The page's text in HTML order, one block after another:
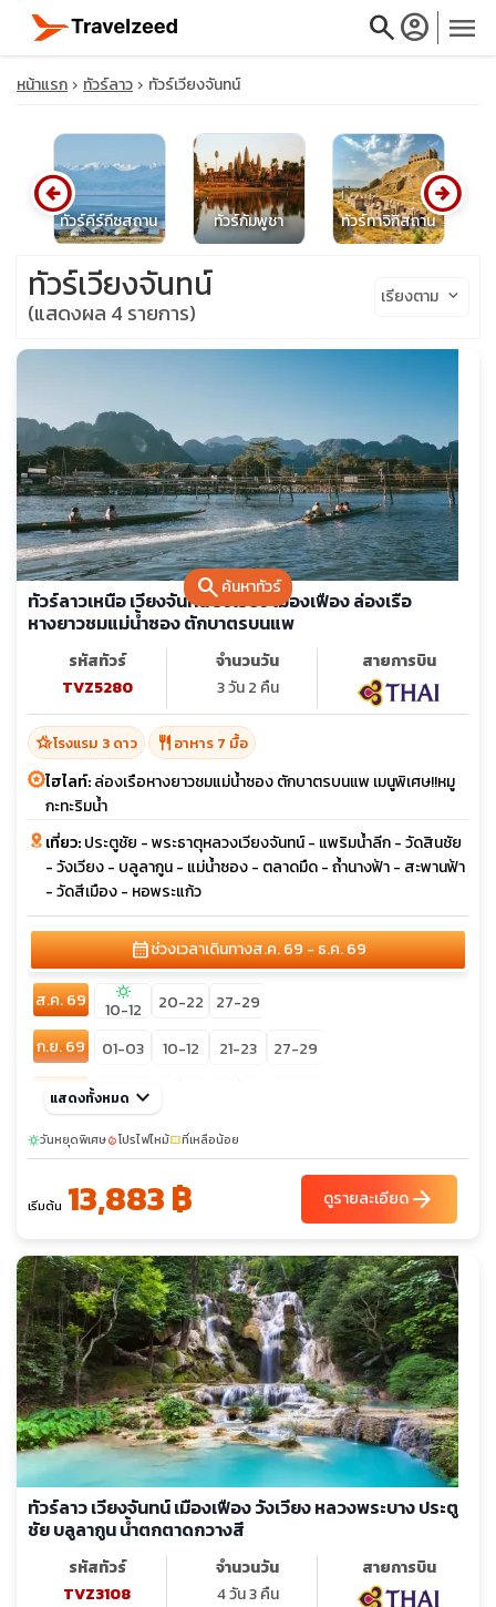
searchaccount_circle menu
close
travel_explore
calendar_month
หน้าแรก ทัวร์ลาว ทัวร์เวียงจันทน์
ทัวร์คีร์กีซสถาน ทัวร์กัมพูชา ทัวร์ทาจิกิสถาน
arrow_circle_left arrow_circle_right
searchค้นหาทัวร์
ทัวร์เวียงจันทน์
(แสดงผล 4 รายการ)
เรียงตาม keyboard_arrow_down
ทัวร์ลาวเหนือ เวียงจันทน์ วังเวียง เมืองเฟือง ล่องเรือ
หางยาวชมแม่น้ำซอง ตักบาตรบนแพ
รหัสทัวร์
TVZ5280
จำนวนวัน
3 วัน 2 คืน
สายการบิน
hotel_classโรงแรม 3 ดาว restaurant อาหาร 7 มื้อ
ไฮไลท์:ล่องเรือหางยาวชมแม่น้ำซอง ตักบาตรบนแพ เมนูพิเศษ!!หมู
กะทะริมน้ำ
เที่ยว:ประตูชัย - พระธาตุหลวงเวียงจันทน์ - แพริมน้ำลีก - วัดสินชัย
- วังเวียง - บลูลากูน - แม่น้ำซอง - ตลาดมืด - ถ้ำนางฟ้า - สะพานฟ้า
- วัดสีเมือง - หอพระแก้ว
calendar_monthช่วงเวลาเดินทางส.ค. 69 - ธ.ค. 69
ส.ค. 69 sunny
10-12 20-22
27-29
ก.ย. 69
01-03 10-12 21-23
27-29
ต.ค. 69 04-06 sunny sunny
พ.ย. 69 04-06 15-17
25-27
ธ.ค. 69
03-05 09-11
sunny
แสดงทั้งหมด keyboard_arrow_down
sunnyวันหยุดพิเศษlocal_fire_departmentโปรไฟไหม้confirmation_numberที่เหลือน้อย
เริ่มต้น 13,883 ฿ ดูรายละเอียดarrow_forward
ทัวร์ลาว เวียงจันทน์ เมืองเฟือง วังเวียง หลวงพระบาง ประตู
ชัย บลูลากูน น้ำตกตาดกวางสี
รหัสทัวร์
TVZ3108
จำนวนวัน
4 วัน 3 คืน
สายการบิน